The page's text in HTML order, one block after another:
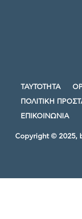
ΤΑΥΤΟΤΗΤΑ
ΠΟΛΙΤΙΚΗ
ΕΠΙΚΟΙΝΩΝΙΑ
Copyright © 2025,